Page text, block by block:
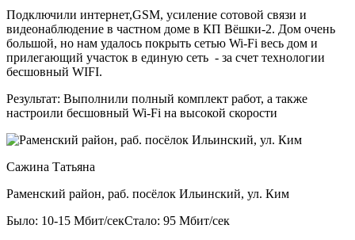
Подключили интернет,GSM, усиление сотовой связи и
видеонаблюдение в частном доме в КП Вёшки-2. Дом очень
большой, но нам удалось покрыть сетью Wi-Fi весь дом и
прилегающий участок в единую сеть - за счет технологии
бесшовный WIFI.
Результат: Выполнили полный комплект работ, а также
настроили бесшовный Wi-Fi на высокой скорости
Сажина Татьяна
Раменский район, раб. посёлок Ильинский, ул. Ким
Было: 10-15 Мбит/секСтало: 95 Мбит/сек